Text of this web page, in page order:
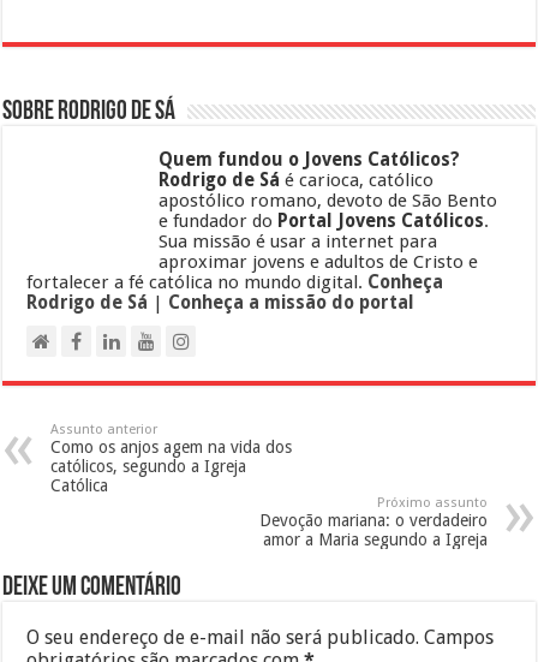
Sobre Rodrigo de Sá
Quem fundou o Jovens Católicos?
Rodrigo de Sá é carioca, católico
apostólico romano, devoto de São Bento
e fundador do Portal Jovens Católicos.
Sua missão é usar a internet para
aproximar jovens e adultos de Cristo e
fortalecer a fé católica no mundo digital. Conheça
Rodrigo de Sá | Conheça a missão do portal
Assunto anterior
Como os anjos agem na vida dos
católicos, segundo a Igreja
Católica
Próximo assunto
Devoção mariana: o verdadeiro
amor a Maria segundo a Igreja
Deixe um comentário
O seu endereço de e-mail não será publicado. Campos